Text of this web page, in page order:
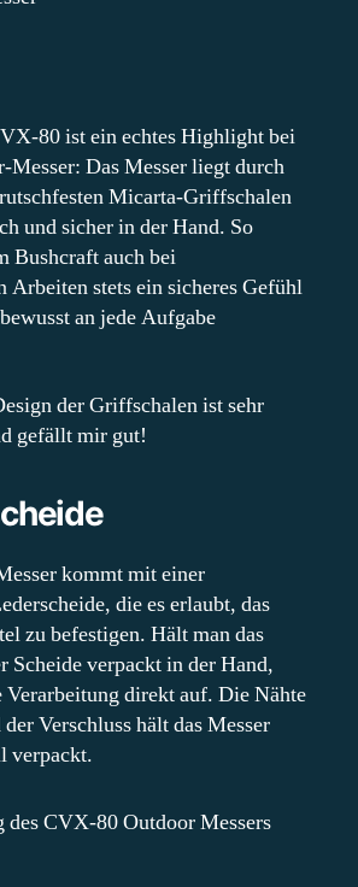
80 ist ein echtes Highlight bei
Messer: Das Messer liegt durch
Micarta-Griffschalen
und sicher in der Hand. So
Bushcraft auch bei
Arbeiten stets ein sicheres Gefühl
an jede Aufgabe
der Griffschalen ist sehr
gefällt mir gut!
kommt mit einer
die es erlaubt, das
zu befestigen. Hält man das
Scheide verpackt in der Hand,
direkt auf. Die Nähte
Verschluss hält das Messer
verpackt.